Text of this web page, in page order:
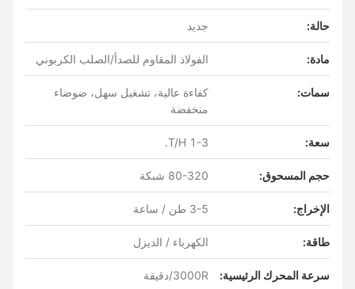
الفولاذ المقاوم للصدأ/الصلب الكربوني
سمات:
كفاءة عالية، تشغيل سهل، ضوضاء
منخفضة
حجم المسحوق: 80-320 شبكة
الإخراج:
طاقة: الكهرباء / الديزل
سرعة المحرك الرئيسية: 3000R/دقيقة